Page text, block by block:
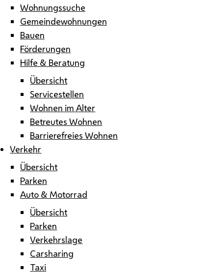
Wohnungssuche
Gemeindewohnungen
Bauen
Förderungen
Hilfe & Beratung
Übersicht
Servicestellen
Wohnen im Alter
Betreutes Wohnen
Barrierefreies Wohnen
Verkehr
Übersicht
Parken
Auto & Motorrad
Übersicht
Parken
Verkehrslage
Carsharing
Taxi